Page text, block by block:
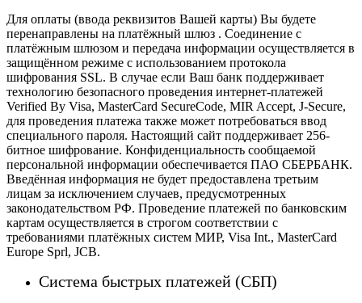
Для оплаты (ввода реквизитов Вашей карты) Вы будете
перенаправлены на платёжный шлюз . Соединение с
платёжным шлюзом и передача информации осуществляется в
защищённом режиме с использованием протокола
шифрования SSL. В случае если Ваш банк поддерживает
технологию безопасного проведения интернет-платежей
Verified By Visa, MasterCard SecureCode, MIR Accept, J-Secure,
для проведения платежа также может потребоваться ввод
специального пароля. Настоящий сайт поддерживает 256-
битное шифрование. Конфиденциальность сообщаемой
персональной информации обеспечивается ПАО СБЕРБАНК.
Введённая информация не будет предоставлена третьим
лицам за исключением случаев, предусмотренных
законодательством РФ. Проведение платежей по банковским
картам осуществляется в строгом соответствии с
требованиями платёжных систем МИР, Visa Int., MasterCard
Europe Sprl, JCB.
Система быстрых платежей (СБП)